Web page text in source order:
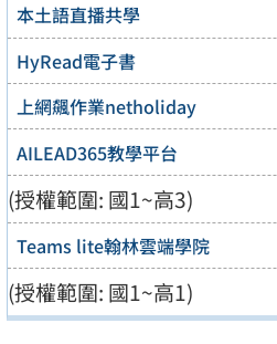
本土語直播共學
HyRead電子書
上網飆作業netholiday
AILEAD365教學平台
(授權範圍: 國1~高3)
Teams lite翰林雲端學院
(授權範圍: 國1~高1)